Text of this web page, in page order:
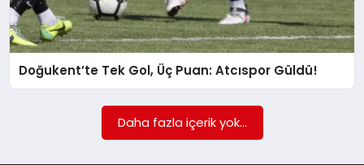
GÖKSUN
TÜRKOĞLU
Doğukent’te Tek Gol, Üç Puan: Atcıspor Güldü!
Daha fazla içerik yok...